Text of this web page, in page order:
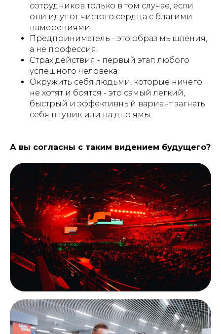
сотрудников только в том случае, если
они идут от чистого сердца с благими
намерениями.
Предприниматель - это образ мышления,
а не профессия.
Страх действия - первый этап любого
успешного человека.
Окружить себя людьми, которые ничего
не хотят и боятся - это самый легкий,
быстрый и эффективный вариант загнать
себя в тупик или на дно ямы.
А вы согласны с таким видением будущего?